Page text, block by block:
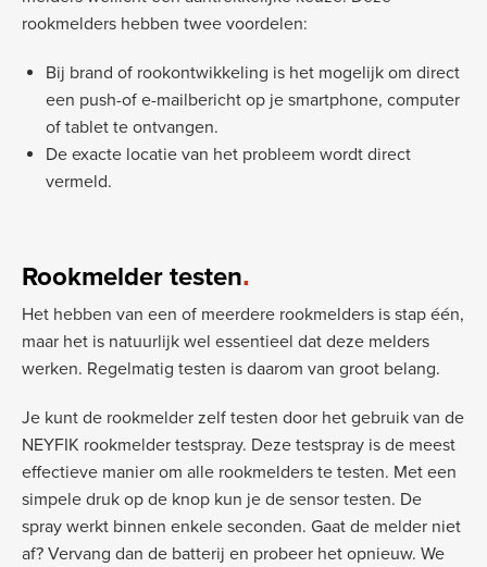
rookmelders hebben twee voordelen:
Bij brand of rookontwikkeling is het mogelijk om direct
een push-of e-mailbericht op je smartphone, computer
of tablet te ontvangen.
De exacte locatie van het probleem wordt direct
vermeld.
Rookmelder testen
Het hebben van een of meerdere rookmelders is stap één,
maar het is natuurlijk wel essentieel dat deze melders
werken. Regelmatig testen is daarom van groot belang.
Je kunt de rookmelder zelf testen door het gebruik van de
NEYFIK rookmelder testspray. Deze testspray is de meest
effectieve manier om alle rookmelders te testen. Met een
simpele druk op de knop kun je de sensor testen. De
spray werkt binnen enkele seconden. Gaat de melder niet
af? Vervang dan de batterij en probeer het opnieuw. We